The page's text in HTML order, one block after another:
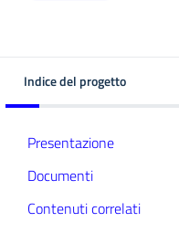
Indice del progetto
Presentazione
Documenti
Contenuti correlati